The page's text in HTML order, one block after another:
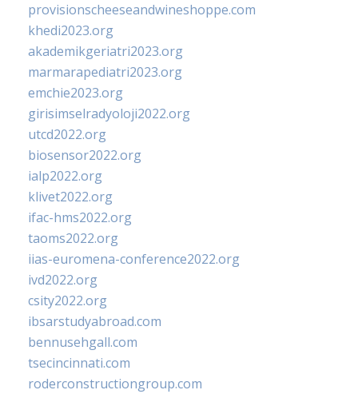
provisionscheeseandwineshoppe.com
khedi2023.org
akademikgeriatri2023.org
marmarapediatri2023.org
emchie2023.org
girisimselradyoloji2022.org
utcd2022.org
biosensor2022.org
ialp2022.org
klivet2022.org
ifac-hms2022.org
taoms2022.org
iias-euromena-conference2022.org
ivd2022.org
csity2022.org
ibsarstudyabroad.com
bennusehgall.com
tsecincinnati.com
roderconstructiongroup.com